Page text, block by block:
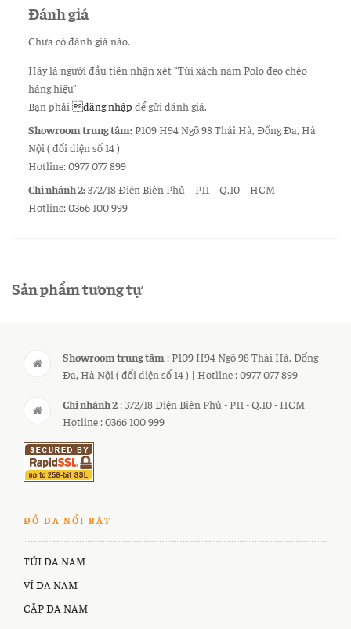
Đánh giá
Chưa có đánh giá nào.
Hãy là người đầu tiên nhận xét “Túi xách nam Polo đeo chéo
hàng hiệu”
Bạn phải đăng nhập để gửi đánh giá.
Showroom trung tâm:P109 H94 Ngõ 98 Thái Hà, Đống Đa, Hà
Nội ( đối diện số 14 )
Hotline: 0977 077 899
Chi nhánh 2:372/18 Điện Biên Phủ – P11 – Q.10 – HCM
Hotline: 0366 100 999
Sản phẩm tương tự
Showroom trung tâm : P109 H94 Ngõ 98 Thái Hà, Đống
Đa, Hà Nội ( đối diện số 14 ) | Hotline : 0977 077 899
Chi nhánh 2 : 372/18 Điện Biên Phủ - P11 - Q.10 - HCM |
Hotline : 0366 100 999
ĐỒ DA NỔI BẬT
TÚI DA NAM
VÍ DA NAM
CẶP DA NAM